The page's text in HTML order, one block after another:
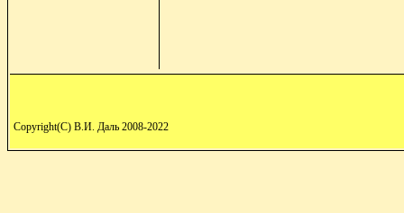
Copyright(C) В.И. Даль 2008-2022